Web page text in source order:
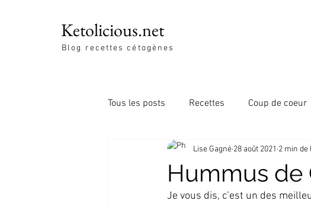
Ketolicious.net
Blog recettes cétogènes
Tous les posts Recettes Coup de coeur
Hummus de
Lise Gagné 28 août 2021 2 min
Je vous dis, c’est un des